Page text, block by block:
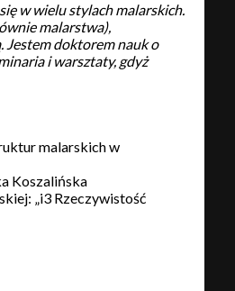
w wielu stylach malarskich.
malarstwa),
Jestem doktorem nauk o
i warsztaty, gdyż
malarskich w
Koszalińska
„i3 Rzeczywistość